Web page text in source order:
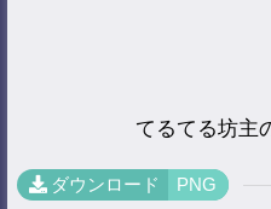
てるてる坊主
ダウンロード PNG